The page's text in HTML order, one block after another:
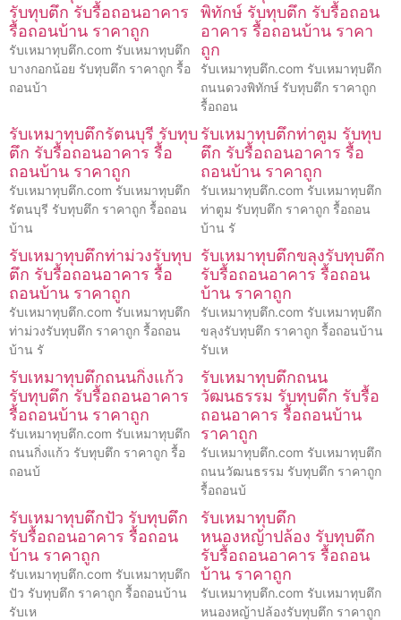
รับทุบตึก รับรื้อถอนอาคาร
รื้อถอนบ้าน ราคาถูก
รับเหมาทุบตึก.com รับเหมาทุบตึก
บางกอกน้อย รับทุบตึก ราคาถูก รื้อ
ถอนบ้า
พิทักษ์ รับทุบตึก รับรื้อถอน
อาคาร รื้อถอนบ้าน ราคา
ถูก
รับเหมาทุบตึก.com รับเหมาทุบตึก
ถนนดวงพิทักษ์ รับทุบตึก ราคาถูก
รื้อถอน
รับเหมาทุบตึกรัตนบุรี รับทุบ
ตึก รับรื้อถอนอาคาร รื้อ
ถอนบ้าน ราคาถูก
รับเหมาทุบตึก.com รับเหมาทุบตึก
รัตนบุรี รับทุบตึก ราคาถูก รื้อถอน
บ้าน
รับเหมาทุบตึกท่าตูม รับทุบ
ตึก รับรื้อถอนอาคาร รื้อ
ถอนบ้าน ราคาถูก
รับเหมาทุบตึก.com รับเหมาทุบตึก
ท่าตูม รับทุบตึก ราคาถูก รื้อถอน
บ้าน รั
รับเหมาทุบตึกท่าม่วงรับทุบ
ตึก รับรื้อถอนอาคาร รื้อ
ถอนบ้าน ราคาถูก
รับเหมาทุบตึก.com รับเหมาทุบตึก
ท่าม่วงรับทุบตึก ราคาถูก รื้อถอน
บ้าน รั
รับเหมาทุบตึกขลุงรับทุบตึก
รับรื้อถอนอาคาร รื้อถอน
บ้าน ราคาถูก
รับเหมาทุบตึก.com รับเหมาทุบตึก
ขลุงรับทุบตึก ราคาถูก รื้อถอนบ้าน
รับเห
รับเหมาทุบตึกถนนกิ่งแก้ว
รับทุบตึก รับรื้อถอนอาคาร
รื้อถอนบ้าน ราคาถูก
รับเหมาทุบตึก.com รับเหมาทุบตึก
ถนนกิ่งแก้ว รับทุบตึก ราคาถูก รื้อ
ถอนบ้
รับเหมาทุบตึกถนน
วัฒนธรรม รับทุบตึก รับรื้อ
ถอนอาคาร รื้อถอนบ้าน
ราคาถูก
รับเหมาทุบตึก.com รับเหมาทุบตึก
ถนนวัฒนธรรม รับทุบตึก ราคาถูก
รื้อถอนบ้
รับเหมาทุบตึกปัว รับทุบตึก
รับรื้อถอนอาคาร รื้อถอน
บ้าน ราคาถูก
รับเหมาทุบตึก.com รับเหมาทุบตึก
ปัว รับทุบตึก ราคาถูก รื้อถอนบ้าน
รับเห
รับเหมาทุบตึก
หนองหญ้าปล้อง รับทุบตึก
รับรื้อถอนอาคาร รื้อถอน
บ้าน ราคาถูก
รับเหมาทุบตึก.com รับเหมาทุบตึก
หนองหญ้าปล้องรับทุบตึก ราคาถูก